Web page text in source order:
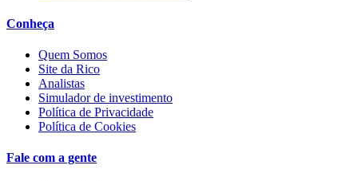
Conheça
Quem Somos
Site da Rico
Analistas
Simulador de investimento
Política de Privacidade
Política de Cookies
Fale com a gente